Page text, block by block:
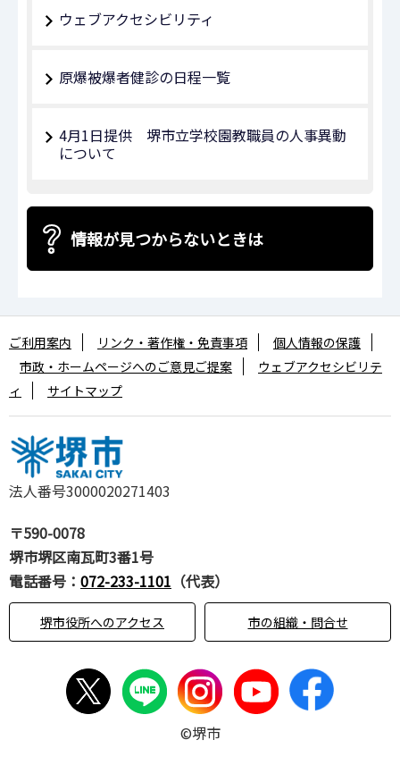
ウェブアクセシビリティ
原爆被爆者健診の日程一覧
4月1日提供 堺市立学校園教職員の人事異動
について
情報が見つからないときは
法人番号3000020271403
〒590-0078
堺市堺区南瓦町3番1号
電話番号： 072-233-1101 （代表）
堺市役所へのアクセス 市の組織・問合せ
ご利用案内 リンク・著作権・免責事項
個人情報の保護
市政・ホームページへのご意見ご提案
ウェブアクセシビリテ
ィ
サイトマップ
©堺市